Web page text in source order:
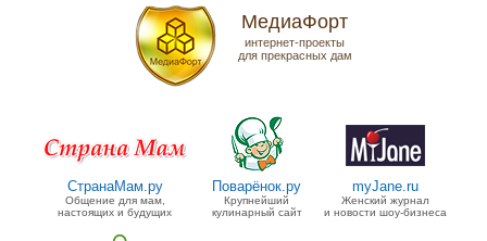
МедиаФорт
интернет-проекты
для прекрасных дам
СтранаМам.ру
Общение для мам,
настоящих и будущих
Поварёнок.ру
Крупнейший
кулинарный сайт
myJane.ru
Женский журнал
и новости шоу-бизнеса